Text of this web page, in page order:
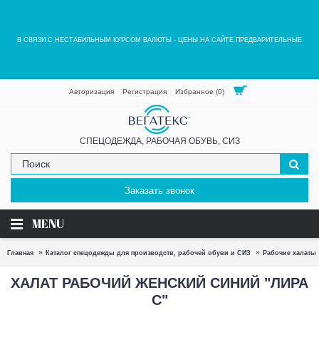
В СВЯЗИ С НЕСТАБИЛЬНЫМ КУРСОМ ВАЛЮТЫ - ЦЕНЫ НА САЙТЕ ПРЕДВАРИТЕЛЬНЫЕ
Авторизация Регистрация Избранное (0)
СПЕЦОДЕЖДА, РАБОЧАЯ ОБУВЬ, СИЗ
Заказать звонок
MENU
Главная Каталог спецодежды для производств, рабочей обуви и СИЗ Рабочие халаты
ХАЛАТ РАБОЧИЙ ЖЕНСКИЙ СИНИЙ "ЛИРА
С"